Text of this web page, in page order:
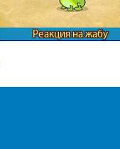
Реакция на жабу